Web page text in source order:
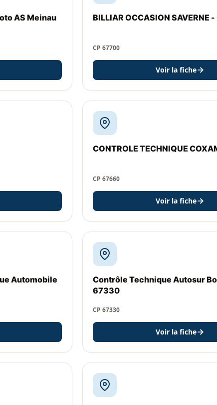
AS Meinau BILLIAR OCCASION SAVERNE
CP 67700
Voir la fiche
CONTROLE TECHNIQUE
CP 67660
Voir la fiche
Automobile
Contrôle Technique Autosur
67330
CP 67330
Voir la fiche